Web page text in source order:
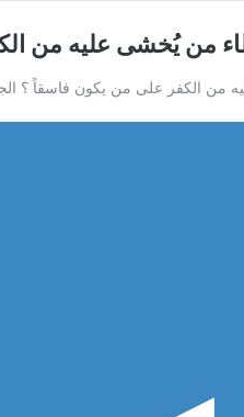
من يُخشى عليه من
الكفر على من يكون فاسقاً ؟